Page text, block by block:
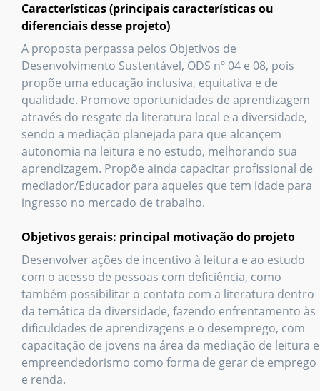
Características (principais características ou
diferenciais desse projeto)
A proposta perpassa pelos Objetivos de
Desenvolvimento Sustentável, ODS nº 04 e 08, pois
propõe uma educação inclusiva, equitativa e de
qualidade. Promove oportunidades de aprendizagem
através do resgate da literatura local e a diversidade,
sendo a mediação planejada para que alcançem
autonomia na leitura e no estudo, melhorando sua
aprendizagem. Propõe ainda capacitar profissional de
mediador/Educador para aqueles que tem idade para
ingresso no mercado de trabalho.
Objetivos gerais: principal motivação do projeto
Desenvolver ações de incentivo à leitura e ao estudo
com o acesso de pessoas com deficiência, como
também possibilitar o contato com a literatura dentro
da temática da diversidade, fazendo enfrentamento às
dificuldades de aprendizagens e o desemprego, com
capacitação de jovens na área da mediação de leitura e
empreendedorismo como forma de gerar de emprego
e renda.